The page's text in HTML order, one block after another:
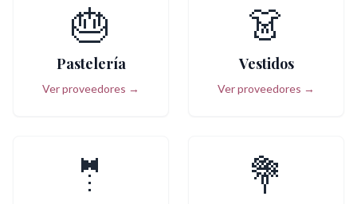
🎂
Pastelería
Ver proveedores →
👗
Vestidos
Ver proveedores →
🤵 💐